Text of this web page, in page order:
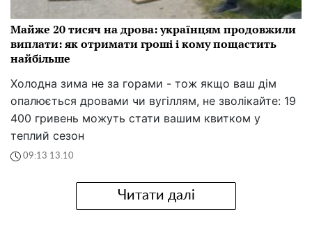
Майже 20 тисяч на дрова: українцям продовжили
виплати: як отримати гроші і кому пощастить
найбільше
Холодна зима не за горами - тож якщо ваш дім
опалюється дровами чи вугіллям, не зволікайте: 19
400 гривень можуть стати вашим квитком у
теплий сезон
09:13 13.10
Читати далі